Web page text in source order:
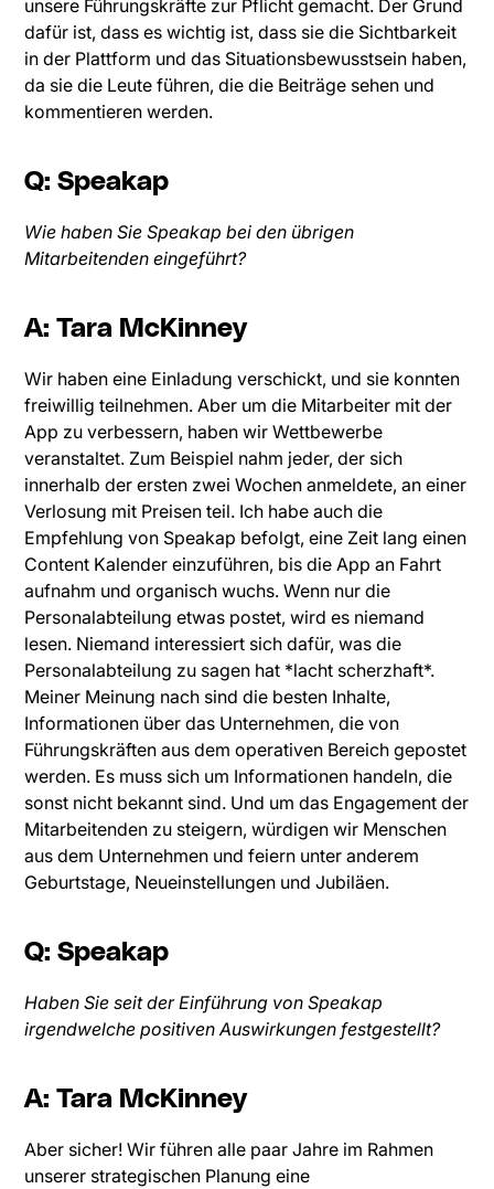
unsere Führungskräfte zur Pflicht gemacht. Der Grund
dafür ist, dass es wichtig ist, dass sie die Sichtbarkeit
in der Plattform und das Situationsbewusstsein haben,
da sie die Leute führen, die die Beiträge sehen und
kommentieren werden.
Q: Speakap
Wie haben Sie Speakap bei den übrigen
Mitarbeitenden eingeführt?
A: Tara McKinney
Wir haben eine Einladung verschickt, und sie konnten
freiwillig teilnehmen. Aber um die Mitarbeiter mit der
App zu verbessern, haben wir Wettbewerbe
veranstaltet. Zum Beispiel nahm jeder, der sich
innerhalb der ersten zwei Wochen anmeldete, an einer
Verlosung mit Preisen teil. Ich habe auch die
Empfehlung von Speakap befolgt, eine Zeit lang einen
Content Kalender einzuführen, bis die App an Fahrt
aufnahm und organisch wuchs. Wenn nur die
Personalabteilung etwas postet, wird es niemand
lesen. Niemand interessiert sich dafür, was die
Personalabteilung zu sagen hat *lacht scherzhaft*.
Meiner Meinung nach sind die besten Inhalte,
Informationen über das Unternehmen, die von
Führungskräften aus dem operativen Bereich gepostet
werden. Es muss sich um Informationen handeln, die
sonst nicht bekannt sind. Und um das Engagement der
Mitarbeitenden zu steigern, würdigen wir Menschen
aus dem Unternehmen und feiern unter anderem
Geburtstage, Neueinstellungen und Jubiläen.
Q: Speakap
Haben Sie seit der Einführung von Speakap
irgendwelche positiven Auswirkungen festgestellt?
A: Tara McKinney
Aber sicher! Wir führen alle paar Jahre im Rahmen
unserer strategischen Planung eine